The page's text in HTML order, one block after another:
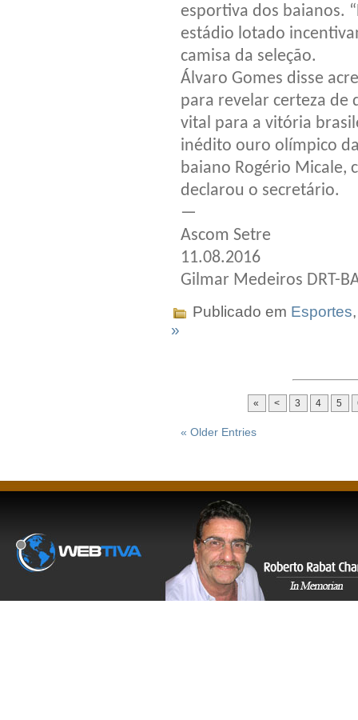
esportiva dos baianos.
estádio lotado
camisa da seleção.
Álvaro Gomes disse
para revelar certeza de
vital para a vitória
inédito ouro olímpico
baiano Rogério Micale,
declarou o secretário.
—
Ascom Setre
11.08.2016
Gilmar Medeiros DRT-
Publicado em Esportes
»
« < 3 4 5
« Older Entries